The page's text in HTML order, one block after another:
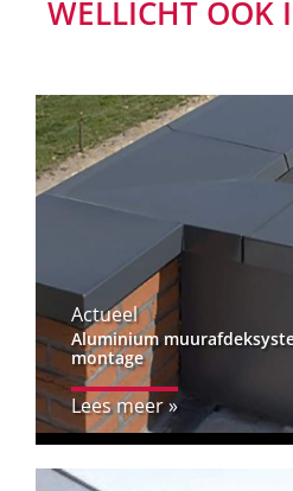
WELLICHT OOK
Actueel
Aluminium
montage
Lees meer »